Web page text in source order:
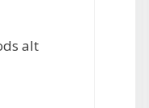
alt